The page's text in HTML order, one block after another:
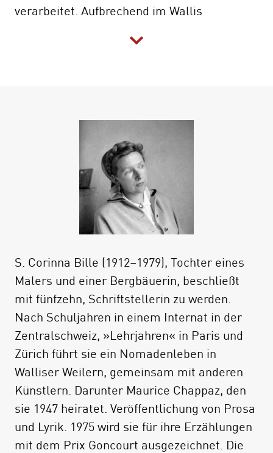
verarbeitet. Aufbrechend im Wallis
Reise auf den Spuren der Walliser
nach fünf Tagen schließlich in das im Tessin
liegende und dennoch walliserische Dorf
Durch Corinna Billes poetische
Beschreibungen erscheinen vor unserem
inneren Auge die Rhone in Fiesch, das
herrschaftliche Dorf Ernen, Binn und die
atemberaubende Aussicht auf Täler und
Seen. Wir erfahren von den Mühen des Auf-
und des Abstiegs, aber auch von den
Glücksgefühlen beim Zubereiten der
Mahlzeit im Freien, dem Übernachten bei
Hirten und Bauern. Und dem Unterwegssein
in der Abgeschiedenheit: »Das Tessin! Wir
hatten zwei Grenzen überschritten, ohne
einem einzigen Zöllner zu begegnen.«
Der Anhang von Andreas Weissen bietet
detaillierte Angaben zur heutigen Route,
S. Corinna Bille (1912–1979), Tochter eines
Malers und einer Bergbäuerin, beschließt
mit fünfzehn, Schriftstellerin zu werden.
Nach Schuljahren in einem Internat in der
Zentralschweiz, »Lehrjahren« in Paris und
Zürich führt sie ein Nomadenleben in
Walliser Weilern, gemeinsam mit anderen
Künstlern. Darunter Maurice Chappaz, den
sie 1947 heiratet. Veröffentlichung von Prosa
und Lyrik. 1975 wird sie für ihre Erzählungen
mit dem Prix Goncourt ausgezeichnet. Die